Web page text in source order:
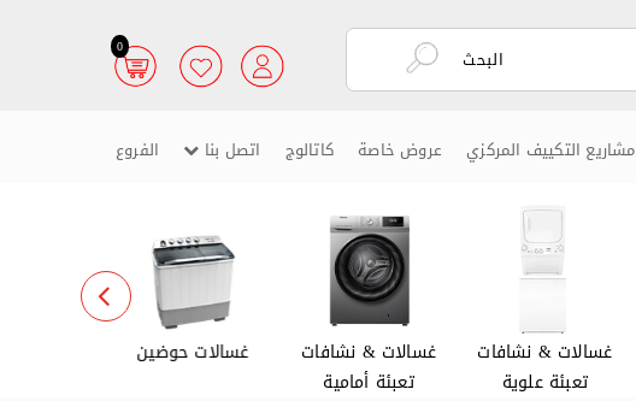
0
مشاريع التكييف المركزي عروض خاصة كاتالوج اتصل بنا الفروع
غسالات & نشافات
تعبئة علوية
غسالات & نشافات
تعبئة أمامية
غسالات حوضين